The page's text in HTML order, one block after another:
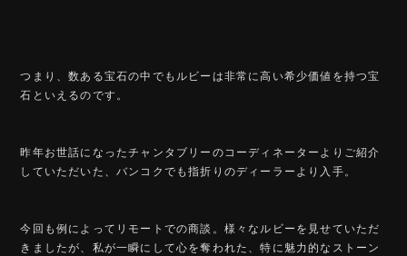
つまり、数ある宝石の中でもルビーは非常に高い希少価値を持つ宝
石といえるのです。
昨年お世話になったチャンタブリーのコーディネーターよりご紹介
していただいた、バンコクでも指折りのディーラーより入手。
今回も例によってリモートでの商談。様々なルビーを見せていただ
きましたが、私が一瞬にして心を奪われた、特に魅力的なストーン